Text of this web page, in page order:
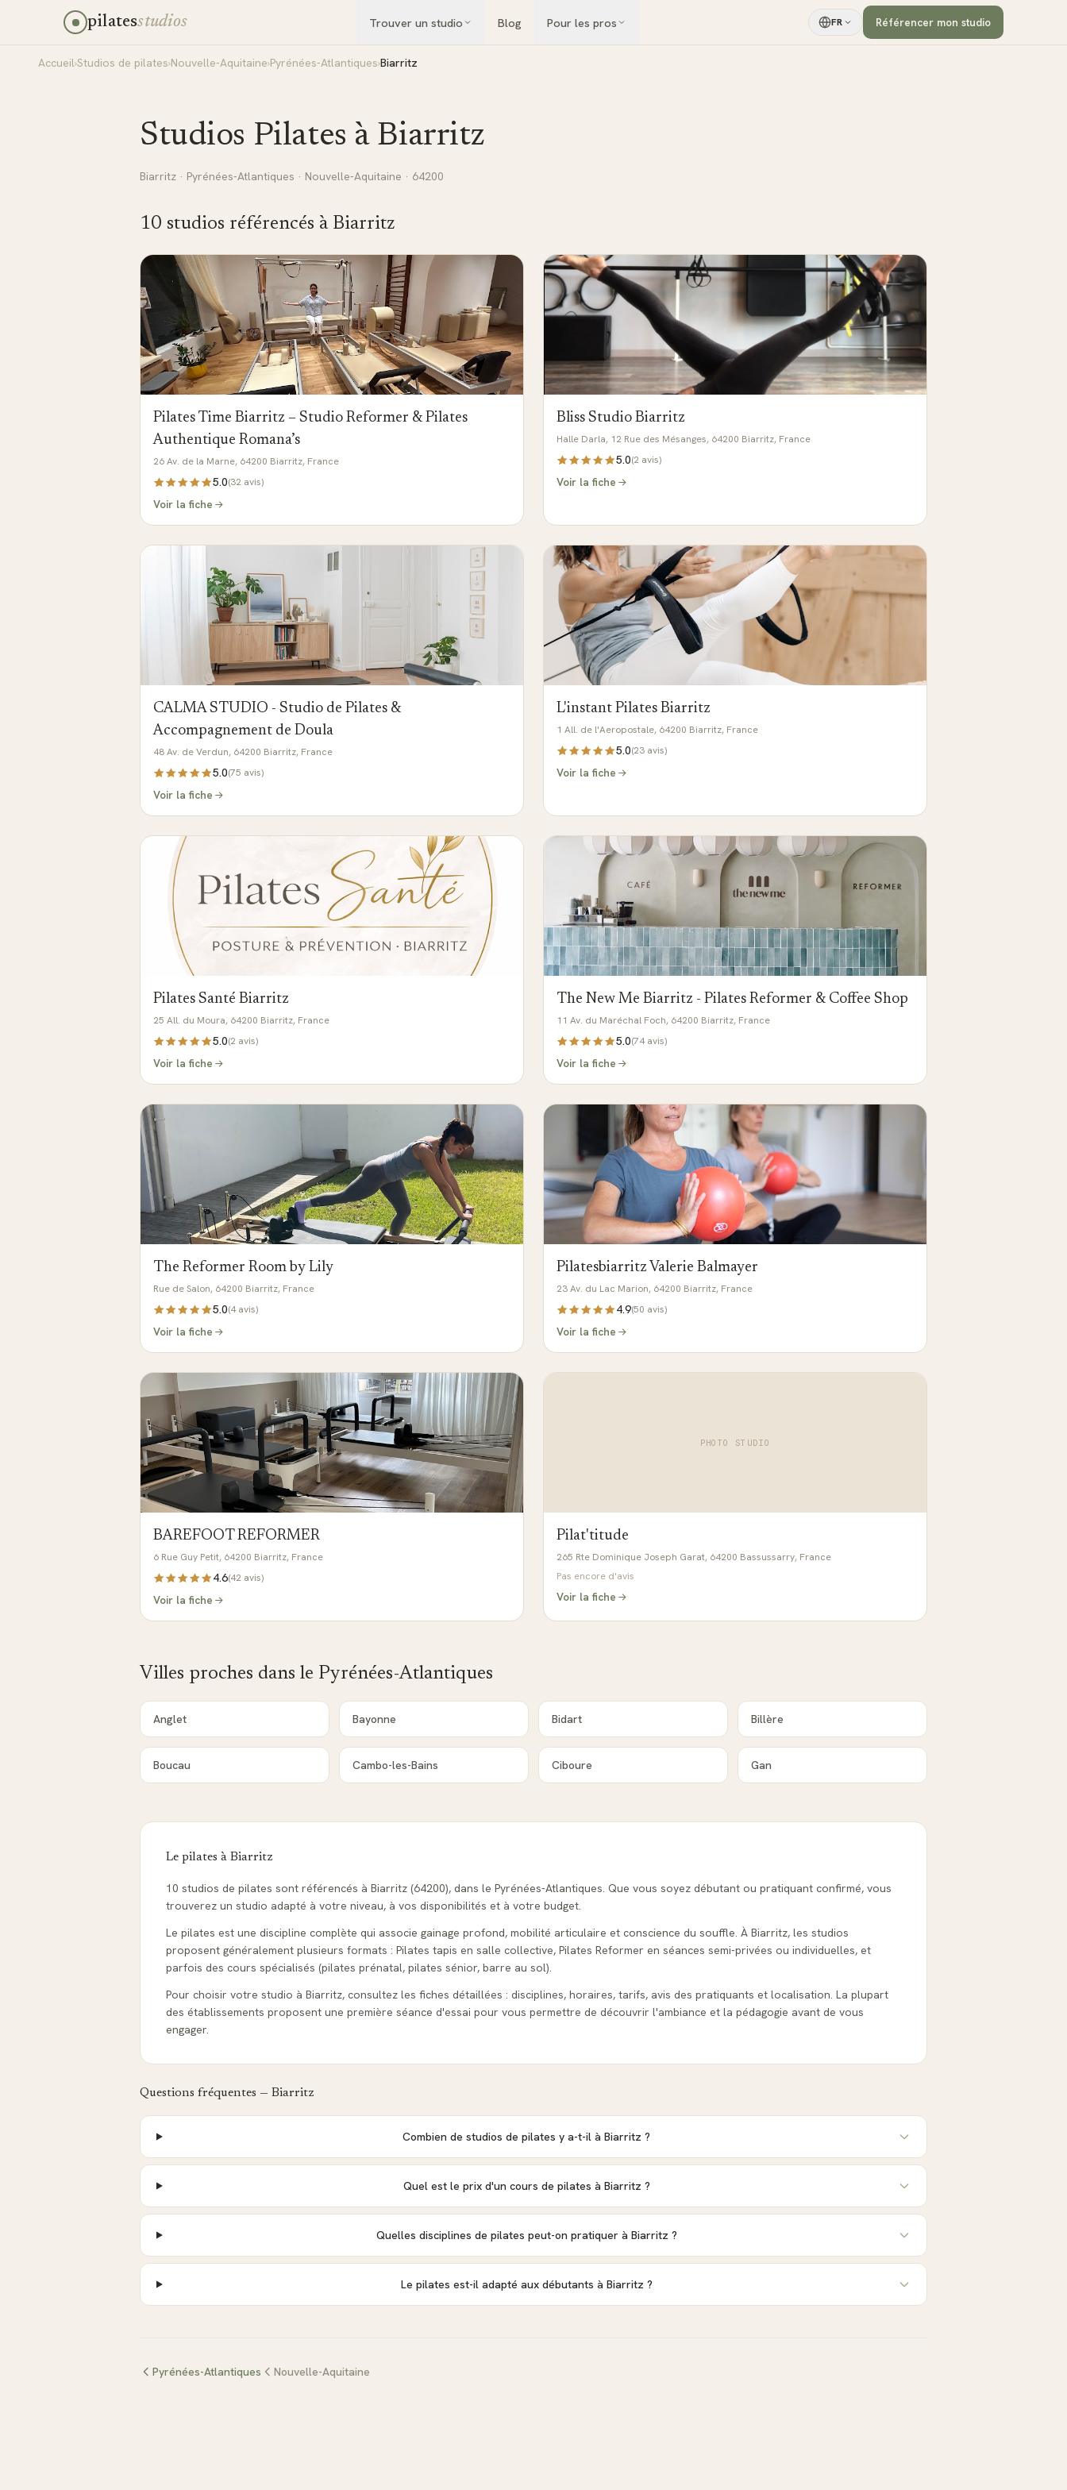
pilatesstudios Trouver un studio Blog Pour les pros FR Référencer mon studio
Accueil›Studios de pilates›Nouvelle-Aquitaine›Pyrénées-Atlantiques›Biarritz
Studios Pilates à Biarritz
Biarritz · Pyrénées-Atlantiques · Nouvelle-Aquitaine · 64200
10 studios référencés à Biarritz
Pilates Time Biarritz – Studio Reformer & Pilates
Authentique Romana’s
26 Av. de la Marne, 64200 Biarritz, France
5.0(32 avis)
Voir la fiche
Bliss Studio Biarritz
Halle Darla, 12 Rue des Mésanges, 64200 Biarritz, France
5.0(2 avis)
Voir la fiche
CALMA STUDIO - Studio de Pilates &
Accompagnement de Doula
48 Av. de Verdun, 64200 Biarritz, France
5.0(75 avis)
Voir la fiche
L'instant Pilates Biarritz
1 All. de l'Aeropostale, 64200 Biarritz, France
5.0(23 avis)
Voir la fiche
Pilates Santé Biarritz
25 All. du Moura, 64200 Biarritz, France
5.0(2 avis)
Voir la fiche
The New Me Biarritz - Pilates Reformer & Coffee Shop
11 Av. du Maréchal Foch, 64200 Biarritz, France
5.0(74avis)
Voir la fiche
The Reformer Room by Lily
Rue de Salon, 64200 Biarritz, France
5.0(4avis)
Voir la fiche
Pilatesbiarritz Valerie Balmayer
23 Av. du Lac Marion, 64200 Biarritz, France
4.9(50 avis)
Voir la fiche
BAREFOOT REFORMER
6 Rue Guy Petit, 64200 Biarritz, France
4.6(42 avis)
Voir la fiche
PHOTO STUDIO
Pilat'titude
265 Rte Dominique Joseph Garat, 64200 Bassussarry, France
Pas encore d'avis
Voir la fiche
Villes proches dans le Pyrénées-Atlantiques
Anglet Bayonne Bidart Billère
Boucau Cambo-les-Bains Ciboure Gan
Le pilates à Biarritz
10 studios de pilates sont référencés à Biarritz (64200), dans le Pyrénées-Atlantiques. Que vous soyez débutant ou pratiquant confirmé, vous
trouverez un studio adapté à votre niveau, à vos disponibilités et à votre budget.
Le pilates est une discipline complète qui associe gainage profond, mobilité articulaire et conscience du souffle. À Biarritz, les studios
proposent généralement plusieurs formats : Pilates tapis en salle collective, Pilates Reformer en séances semi-privées ou individuelles, et
parfois des cours spécialisés (pilates prénatal, pilates sénior, barre au sol).
Pour choisir votre studio à Biarritz, consultez les fiches détaillées : disciplines, horaires, tarifs, avis des pratiquants et localisation. La plupart
des établissements proposent une première séance d'essai pour vous permettre de découvrir l'ambiance et la pédagogie avant de vous
engager.
Questions fréquentes — Biarritz
Combien de studios de pilates y a-t-il à Biarritz ?
Quel est le prix d'un cours de pilates à Biarritz ?
Quelles disciplines de pilates peut-on pratiquer à Biarritz ?
Le pilates est-il adapté aux débutants à Biarritz ?
Pyrénées-Atlantiques Nouvelle-Aquitaine